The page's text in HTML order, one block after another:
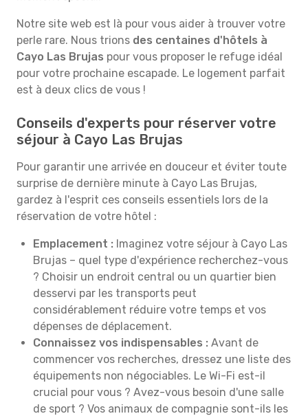
Notre site web est là pour vous aider à trouver votre
perle rare. Nous trions des centaines d'hôtels à
Cayo Las Brujas pour vous proposer le refuge idéal
pour votre prochaine escapade. Le logement parfait
est à deux clics de vous !
Conseils d'experts pour réserver votre
séjour à Cayo Las Brujas
Pour garantir une arrivée en douceur et éviter toute
surprise de dernière minute à Cayo Las Brujas,
gardez à l'esprit ces conseils essentiels lors de la
réservation de votre hôtel :
Emplacement : Imaginez votre séjour à Cayo Las
Brujas – quel type d'expérience recherchez-vous
? Choisir un endroit central ou un quartier bien
desservi par les transports peut
considérablement réduire votre temps et vos
dépenses de déplacement.
Connaissez vos indispensables : Avant de
commencer vos recherches, dressez une liste des
équipements non négociables. Le Wi-Fi est-il
crucial pour vous ? Avez-vous besoin d'une salle
de sport ? Vos animaux de compagnie sont-ils les